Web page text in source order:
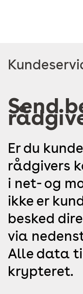
Read
Send
Er du
rådgivers
i net- og
ikke er
besked
via
Alle data
krypteret.